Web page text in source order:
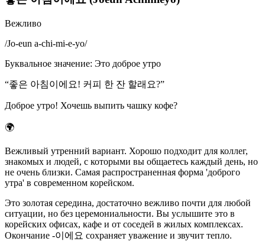
Вежливо
/Jo-eun a-chi-mi-e-yo/
Буквальное значение: Это доброе утро
“좋은 아침이에요! 커피 한 잔 할래요?”
Доброе утро! Хочешь выпить чашку кофе?
🌍
Вежливый утренний вариант. Хорошо подходит для коллег,
знакомых и людей, с которыми вы общаетесь каждый день, но
не очень близки. Самая распространенная форма 'доброго
утра' в современном корейском.
Это золотая середина, достаточно вежливо почти для любой
ситуации, но без церемониальности. Вы услышите это в
корейских офисах, кафе и от соседей в жилых комплексах.
Окончание -이에요 сохраняет уважение и звучит тепло.